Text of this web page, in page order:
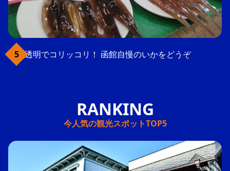
透明でコリッコリ！ 函館自慢のいかをどうぞ
今人気の観光スポットTOP5